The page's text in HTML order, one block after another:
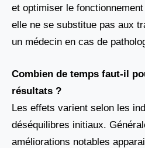
et optimiser le
elle ne se substitue pas aux
un médecin en cas de
Combien de temps faut-il
résultats ?
Les effets varient selon les
déséquilibres initiaux.
améliorations notables